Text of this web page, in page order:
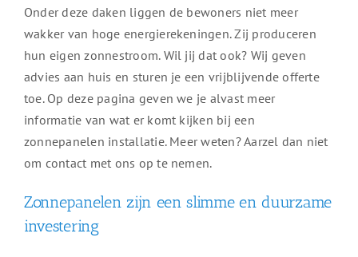
Onder deze daken liggen de bewoners niet meer
wakker van hoge energierekeningen. Zij produceren
hun eigen zonnestroom. Wil jij dat ook? Wij geven
advies aan huis en sturen je een vrijblijvende offerte
toe. Op deze pagina geven we je alvast meer
informatie van wat er komt kijken bij een
zonnepanelen installatie. Meer weten? Aarzel dan niet
om contact met ons op te nemen.
Zonnepanelen zijn een slimme en duurzame
investering